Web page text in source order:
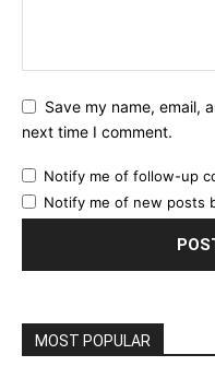
Save my name, email,
next time I comment.
Notify me of follow-up
Notify me of new posts
MOST POPULAR